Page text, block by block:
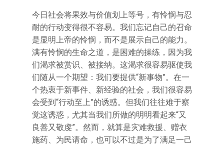
今日社会将果效与价值划上等号，有怜悯与忍
耐的行动变得很不容易。我们忘记自己的召命
是显明上帝的怜悯，而不是展示自己的能力。
满有怜悯的生命之道，是困难的操练，因为我
们渴求被赏识、被接纳。这渴求很容易驱使我
们随从一个期望：我们要提供“新事物”。在一
个热衷于新事件、新经验的社会，我们很容易
会受到“行动至上”的诱惑。但我们往往难于察
觉这诱惑，尤其当我们所做的明明看起来“又
良善又敬虔”。然而，就算是灾难救援、赠衣
施药、为民请命，也可以不过是为了满足一己